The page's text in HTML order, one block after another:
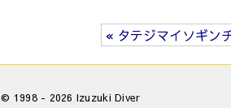
« タテジマイソギン
© 1998 - 2026 Izuzuki Diver